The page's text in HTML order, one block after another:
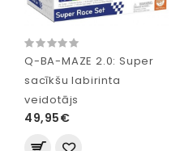
Q-BA-MAZE 2.0: Super
sacīkšu labirinta
veidotājs
49,95€